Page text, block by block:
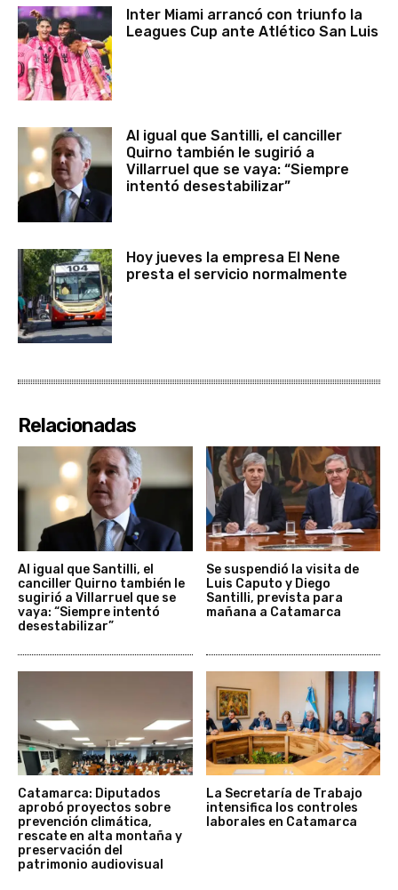
Inter Miami arrancó con triunfo la
Leagues Cup ante Atlético San Luis
Al igual que Santilli, el canciller
Quirno también le sugirió a
Villarruel que se vaya: “Siempre
intentó desestabilizar”
Hoy jueves la empresa El Nene
presta el servicio normalmente
Relacionadas
Al igual que Santilli, el
canciller Quirno también le
sugirió a Villarruel que se
vaya: “Siempre intentó
desestabilizar”
Se suspendió la visita de
Luis Caputo y Diego
Santilli, prevista para
mañana a Catamarca
Catamarca: Diputados
aprobó proyectos sobre
prevención climática,
rescate en alta montaña y
preservación del
patrimonio audiovisual
La Secretaría de Trabajo
intensifica los controles
laborales en Catamarca